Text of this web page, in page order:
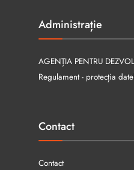
Administrație
AGENȚIA PENTRU
Regulament - protecția
Contact
Contact